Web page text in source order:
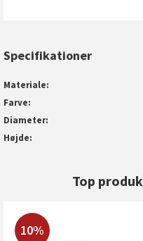
Specifikationer
Materiale
Farve
Diameter
Højde
Top
10%